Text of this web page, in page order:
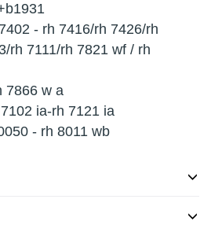
- rh 7416/rh 7426/rh
rh 7111/rh 7821 wf / rh
7866 w a
ia-rh 7121 ia
- rh 8011 wb